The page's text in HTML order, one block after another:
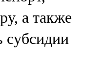
а также
субсидии